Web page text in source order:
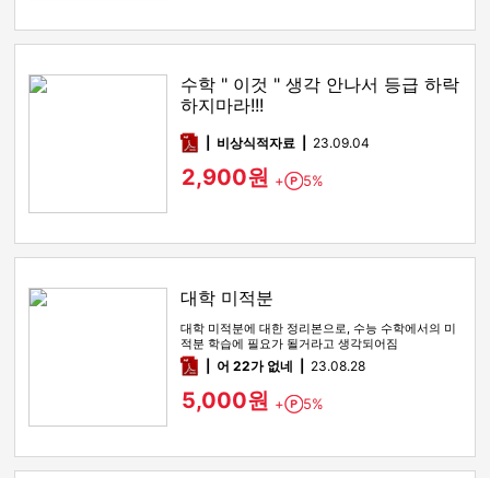
수학 " 이것 " 생각 안나서 등급 하락
하지마라!!!
pdf비상식적자료 23.09.04
2,900원 + Point
5%
대학 미적분
대학 미적분에 대한 정리본으로, 수능 수학에서의 미
적분 학습에 필요가 될거라고 생각되어짐
pdf어 22가 없네 23.08.28
5,000원 + Point
5%